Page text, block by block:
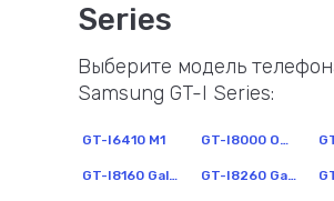
Series
Выберите модель
Samsung GT-I Series:
GT-I6410 M1 GT-I8000 Omnia 2
GT-I8160 Galaxy Ace II GT-I8260 Galaxy Core Duos